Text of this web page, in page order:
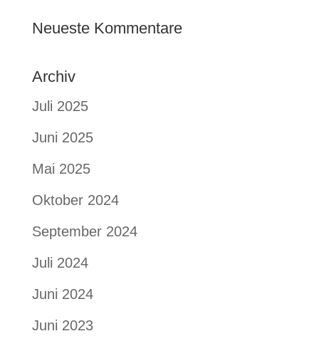
Neueste Kommentare
Archiv
Juli 2025
Juni 2025
Mai 2025
Oktober 2024
September 2024
Juli 2024
Juni 2024
Juni 2023